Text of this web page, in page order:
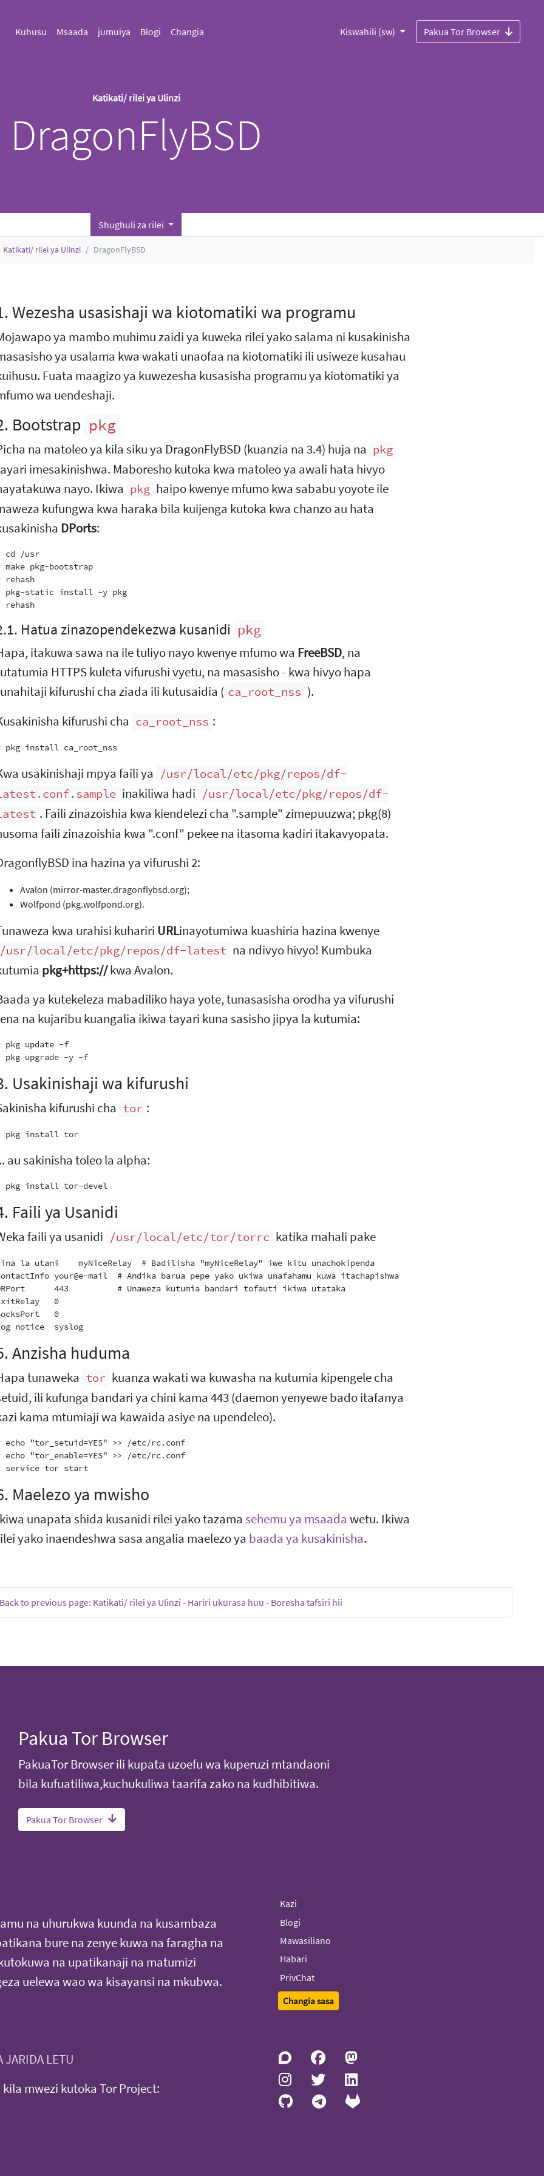
Kuhusu Msaada jumuiya Blogi Changia Kiswahili (sw) Pakua Tor Browser
Katikati/ rilei ya Ulinzi
DragonFlyBSD
Shughuli za rilei
Katikati/ rilei ya Ulinzi DragonFlyBSD
Wezesha usasishaji wa kiotomatiki wa programu
ya mambo muhimu zaidi ya kuweka rilei yako salama ni kusakinisha
ya usalama kwa wakati unaofaa na kiotomatiki ili usiweze kusahau
Fuata maagizo ya kuwezesha kusasisha programu ya kiotomatiki ya
wa uendeshaji.
Bootstrap pkg
na matoleo ya kila siku ya DragonFlyBSD (kuanzia na 3.4) huja na pkg
imesakinishwa. Maboresho kutoka kwa matoleo ya awali hata hivyo
nayo. Ikiwa pkg haipo kwenye mfumo kwa sababu yoyote ile
kufungwa kwa haraka bila kuijenga kutoka kwa chanzo au hata
DPorts:
cd /usr
make pkg-bootstrap
rehash
pkg-static install -y pkg
# rehash
Hatua zinazopendekezwa kusanidi pkg
itakuwa sawa na ile tuliyo nayo kwenye mfumo wa FreeBSD, na
HTTPS kuleta vifurushi vyetu, na masasisho - kwa hivyo hapa
kifurushi cha ziada ili kutusaidia ( ca_root_nss ).
kifurushi cha ca_root_nss :
# pkg install ca_root_nss
usakinishaji mpya faili ya
/usr/local/etc/pkg/repos/df-
inakiliwa hadi
/usr/local/etc/pkg/repos/df-
. Faili zinazoishia kwa kiendelezi cha ".sample" zimepuuzwa; pkg(8)
faili zinazoishia kwa ".conf" pekee na itasoma kadiri itakavyopata.
ina hazina ya vifurushi 2:
Avalon (mirror-master.dragonflybsd.org);
Wolfpond (pkg.wolfpond.org).
kwa urahisi kuhariri URLinayotumiwa kuashiria hazina kwenye
/usr/local/etc/pkg/repos/df-latest na ndivyo hivyo! Kumbuka
pkg+https://kwa Avalon.
ya kutekeleza mabadiliko haya yote, tunasasisha orodha ya vifurushi
na kujaribu kuangalia ikiwa tayari kuna sasisho jipya la kutumia:
pkg update -f
# pkg upgrade -y -f
Usakinishaji wa kifurushi
kifurushi cha tor :
# pkg install tor
au sakinisha toleo la alpha:
# pkg install tor-devel
Faili ya Usanidi
faili ya usanidi /usr/local/etc/tor/torrc katika mahali pake
la utani    myNiceRelay  # Badilisha "myNiceRelay" iwe kitu unachokipenda
your@e-mail  # Andika barua pepe yako ukiwa unafahamu kuwa itachapishwa
443          # Unaweza kutumia bandari tofauti ikiwa utataka
0
0
Log notice  syslog
Anzisha huduma
tunaweka tor kuanza wakati wa kuwasha na kutumia kipengele cha
ili kufunga bandari ya chini kama 443 (daemon yenyewe bado itafanya
kama mtumiaji wa kawaida asiye na upendeleo).
echo "tor_setuid=YES" >> /etc/rc.conf
echo "tor_enable=YES" >> /etc/rc.conf
# service tor start
Maelezo ya mwisho
unapata shida kusanidi rilei yako tazama sehemu ya msaada wetu. Ikiwa
yako inaendeshwa sasa angalia maelezo ya baada ya kusakinisha.
to previous page: Katikati/ rilei ya Ulinzi - Hariri ukurasa huu - Boresha tafsiri hii
Pakua Tor Browser
PakuaTor Browser ili kupata uzoefu wa kuperuzi mtandaoni
bila kufuatiliwa,kuchukuliwa taarifa zako na kudhibitiwa.
Pakua Tor Browser
na uhurukwa kuunda na kusambaza
bure na zenye kuwa na faragha na
na upatikanaji na matumizi
uelewa wao wa kisayansi na mkubwa.
Kazi
Blogi
Mawasiliano
Habari
PrivChat
Changia sasa
LETU
mwezi kutoka Tor Project: